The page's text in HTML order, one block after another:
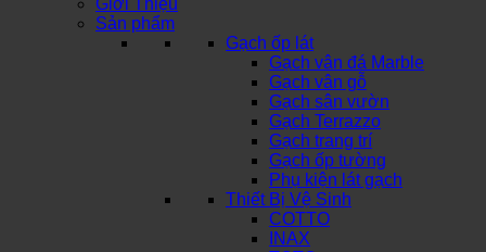
Sản phẩm
Gạch ốp lát
Gạch vân đá Marble
Gạch vân gỗ
Gạch sân vườn
Gạch Terrazzo
Gạch trang trí
Gạch ốp tường
Phụ kiện lát gạch
Thiết Bị Vệ Sinh
COTTO
INAX